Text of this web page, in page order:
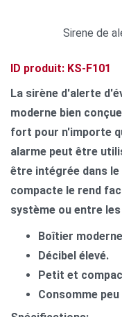
Sirene de
ID produit: KS-F101
La sirène d'alerte
moderne bien
fort pour n'importe
alarme peut être
être intégrée dans
compacte le rend
système ou entre
Boîtier
Décibel élevé.
Petit et
Consomme